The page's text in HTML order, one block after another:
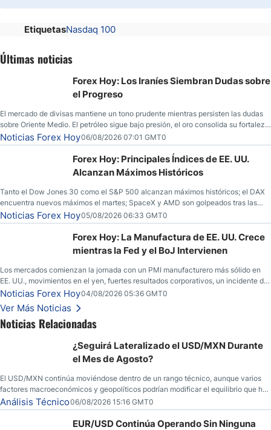
EtiquetasNasdaq 100
Últimas noticias
Forex Hoy: Los Iraníes Siembran Dudas sobre
el Progreso
El mercado de divisas mantiene un tono prudente mientras persisten las dudas
sobre Oriente Medio. El petróleo sigue bajo presión, el oro consolida su fortaleza
y los operadores esperan nuevas referencias económicas desde Estados
Unidos.
Noticias Forex Hoy06/08/2026 07:01 GMT0
Forex Hoy: Principales Índices de EE. UU.
Alcanzan Máximos Históricos
Tanto el Dow Jones 30 como el S&P 500 alcanzan máximos históricos; el DAX
encuentra nuevos máximos el martes; SpaceX y AMD son golpeados tras las
llamadas de ganancias; el petróleo crudo cae por debajo de los $80 con nuevas
esperanzas; el dólar estadounidense continúa intentando estabilizarse frente al
yen; el peso mexicano ve un repunte a medida que las tasas caen en EE. UU.
Noticias Forex Hoy05/08/2026 06:33 GMT0
Forex Hoy: La Manufactura de EE. UU. Crece
mientras la Fed y el BoJ Intervienen
Los mercados comienzan la jornada con un PMI manufacturero más sólido en
EE. UU., movimientos en el yen, fuertes resultados corporativos, un incidente de
seguridad en Bitcoin y nuevas señales desde el mercado del petróleo.
Noticias Forex Hoy04/08/2026 05:36 GMT0
Ver Más Noticias
Noticias Relacionadas
¿Seguirá Lateralizado el USD/MXN Durante
el Mes de Agosto?
El USD/MXN continúa moviéndose dentro de un rango técnico, aunque varios
factores macroeconómicos y geopolíticos podrían modificar el equilibrio que ha
dominado al mercado en las últimas semanas.
Análisis Técnico06/08/2026 15:16 GMT0
EUR/USD Continúa Operando Sin Ninguna